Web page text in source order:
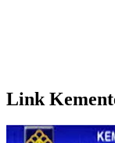
Link